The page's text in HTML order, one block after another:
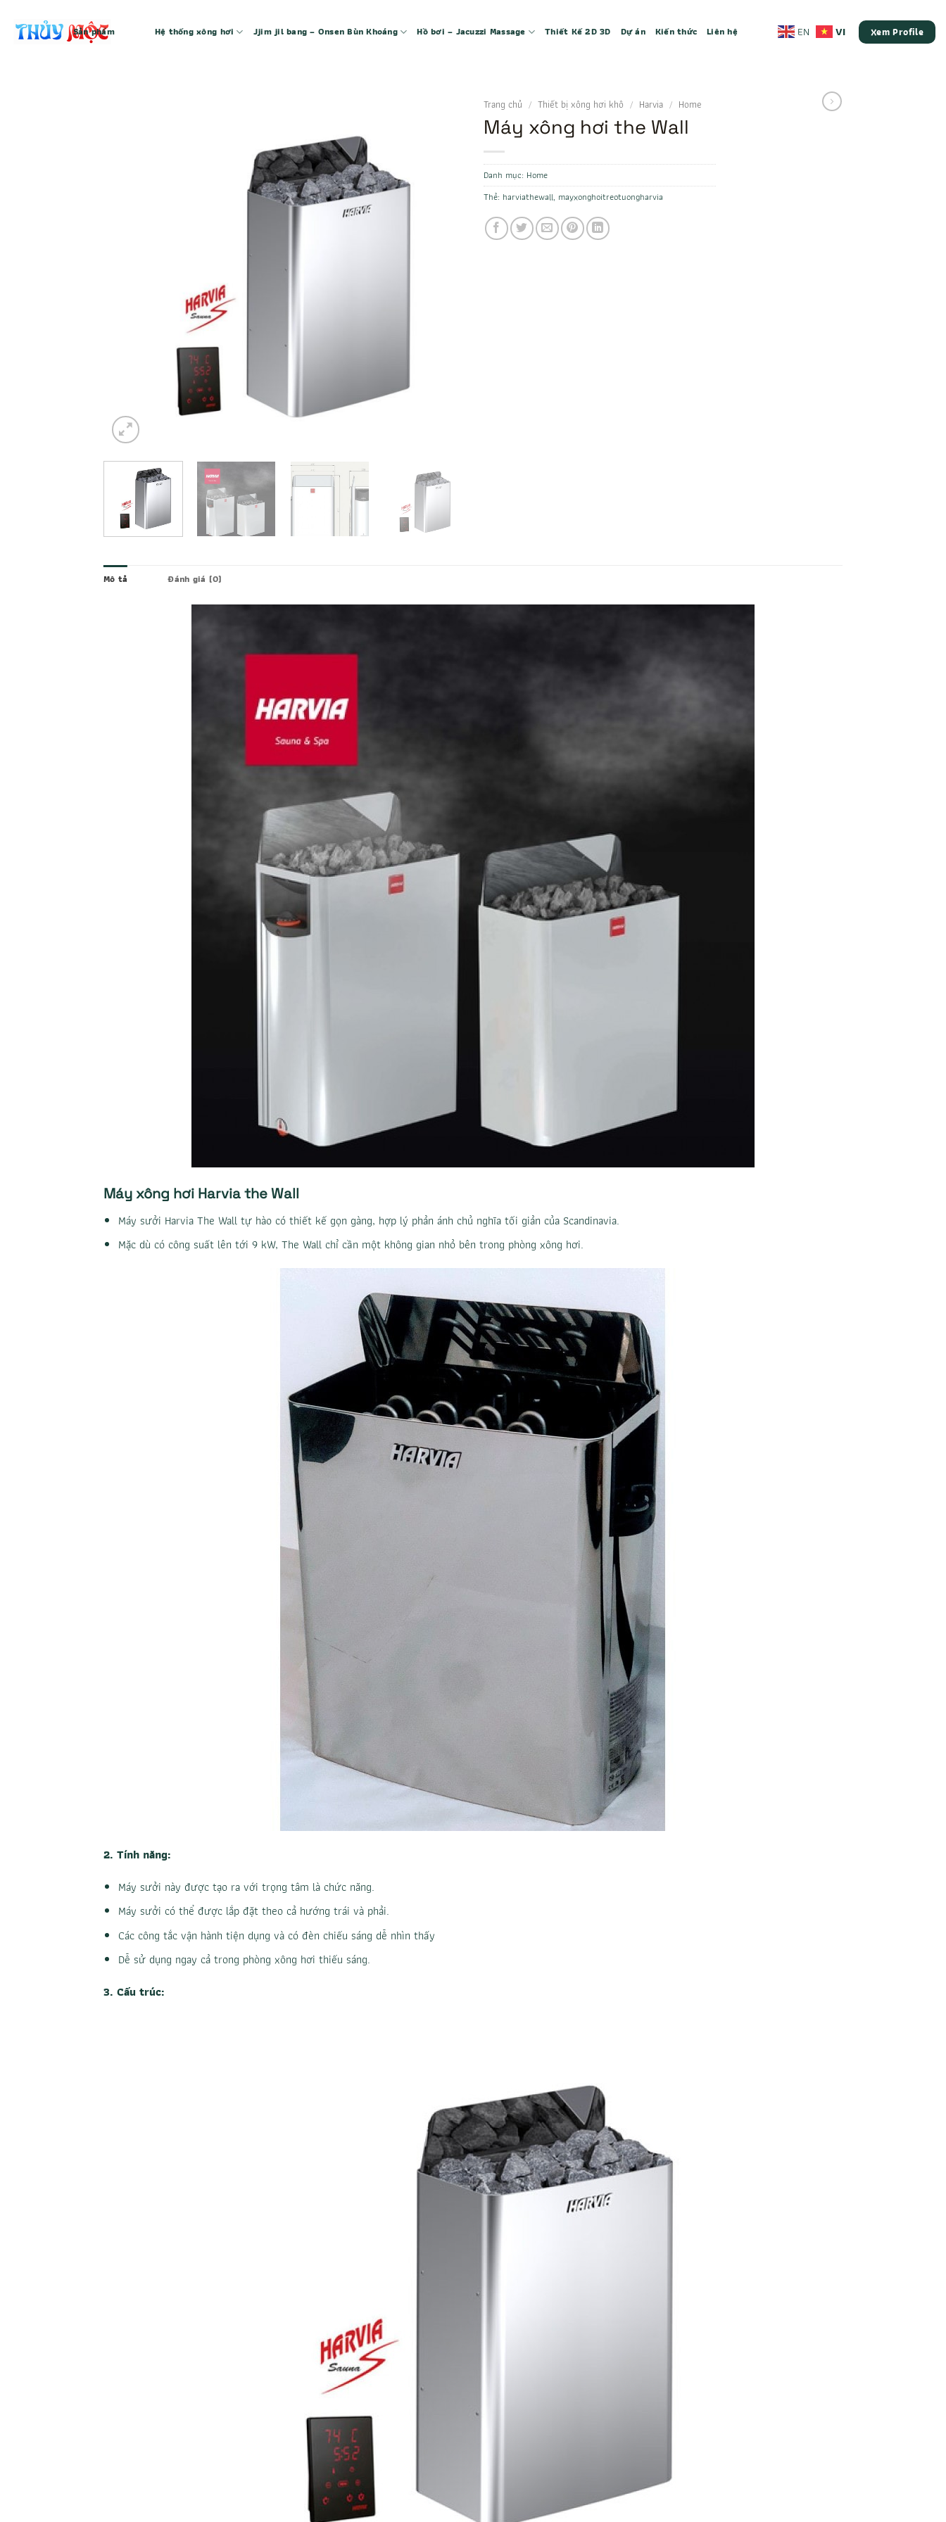
Sản phẩm Hệ thống xông hơi Jjim jil bang – Onsen Bùn Khoáng Hồ bơi – Jacuzzi Massage Thiết Kế 2D 3D Dự án Kiến thức Liên hệ EN VI Xem Profile
Trang chủ / Thiết bị xông hơi khô / Harvia / Home
Máy xông hơi the Wall
Danh mục: Home
Thẻ: harviathewall, mayxonghoitreotuongharvia
Mô tả Đánh giá (0)
Máy xông hơi Harvia the Wall
Máy sưởi Harvia The Wall tự hào có thiết kế gọn gàng, hợp lý phản ánh chủ nghĩa tối giản của Scandinavia.
Mặc dù có công suất lên tới 9 kW, The Wall chỉ cần một không gian nhỏ bên trong phòng xông hơi.
2. Tính năng:
Máy sưởi này được tạo ra với trọng tâm là chức năng.
Máy sưởi có thể được lắp đặt theo cả hướng trái và phải.
Các công tắc vận hành tiện dụng và có đèn chiếu sáng dễ nhìn thấy
Dễ sử dụng ngay cả trong phòng xông hơi thiếu sáng.
3. Cấu trúc: